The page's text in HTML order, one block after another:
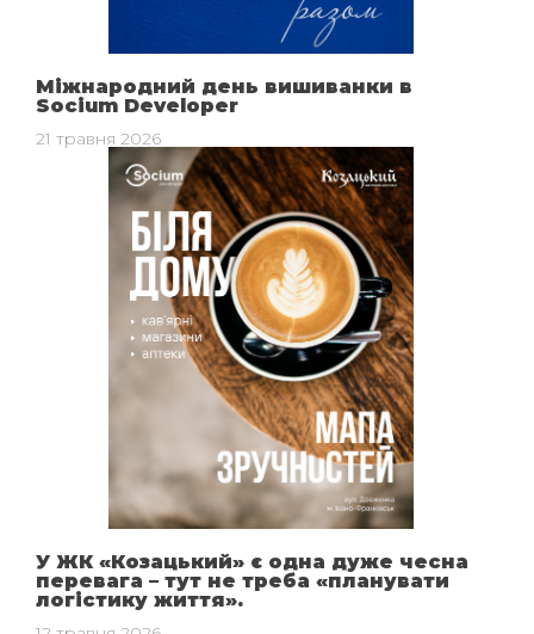
Міжнародний день вишиванки в
Socium Developer
21 травня 2026
У ЖК «Козацький» є одна дуже чесна
перевага – тут не треба «планувати
логістику життя».